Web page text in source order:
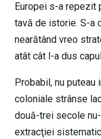
Europei s-a repezit
tavă de istorie. S-a
nearătând vreo
atât cât l-a dus
Probabil, nu
coloniale strânse
două-trei secole
extracţiei